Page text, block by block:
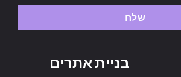
שלח
בניית אתרים